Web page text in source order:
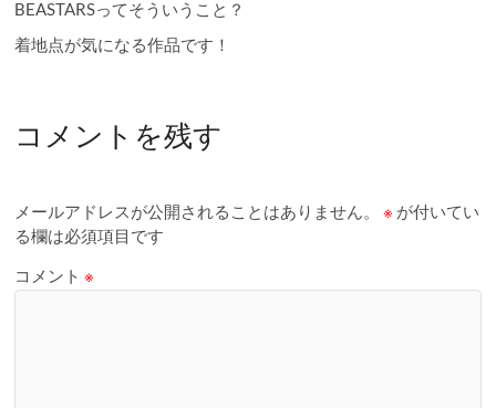
BEASTARSってそういうこと？
着地点が気になる作品です！
コメントを残す
メールアドレスが公開されることはありません。 ※ が付いてい
る欄は必須項目です
コメント※